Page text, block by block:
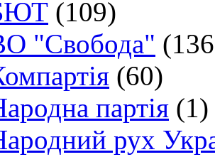
(109)
"Свобода"
(60)
партія (1)
рух